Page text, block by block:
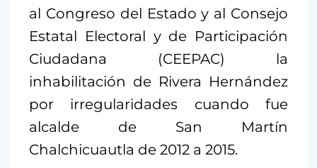
al Congreso del Estado y al Consejo
Estatal Electoral y de Participación
Ciudadana (CEEPAC) la
inhabilitación de Rivera Hernández
por irregularidades cuando fue
alcalde de San Martín
Chalchicuautla de 2012 a 2015.